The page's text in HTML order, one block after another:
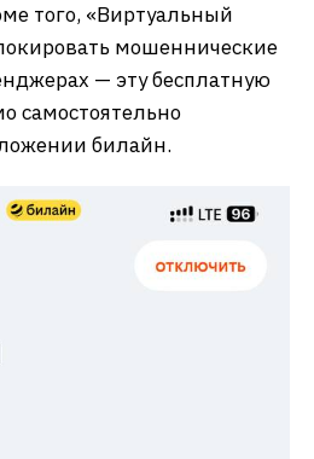
того, «Виртуальный
мошеннические
— эту бесплатную
самостоятельно
билайн.